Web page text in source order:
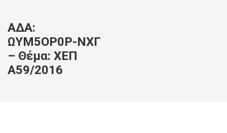
ΑΔΑ:
ΩΥΜ5ΟΡ0Ρ-ΝΧΓ
– Θέμα: ΧΕΠ
Α59/2016